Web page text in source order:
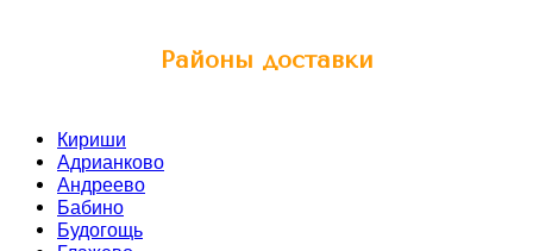
Районы доставки
Кириши
Адрианково
Андреево
Бабино
Будогощь